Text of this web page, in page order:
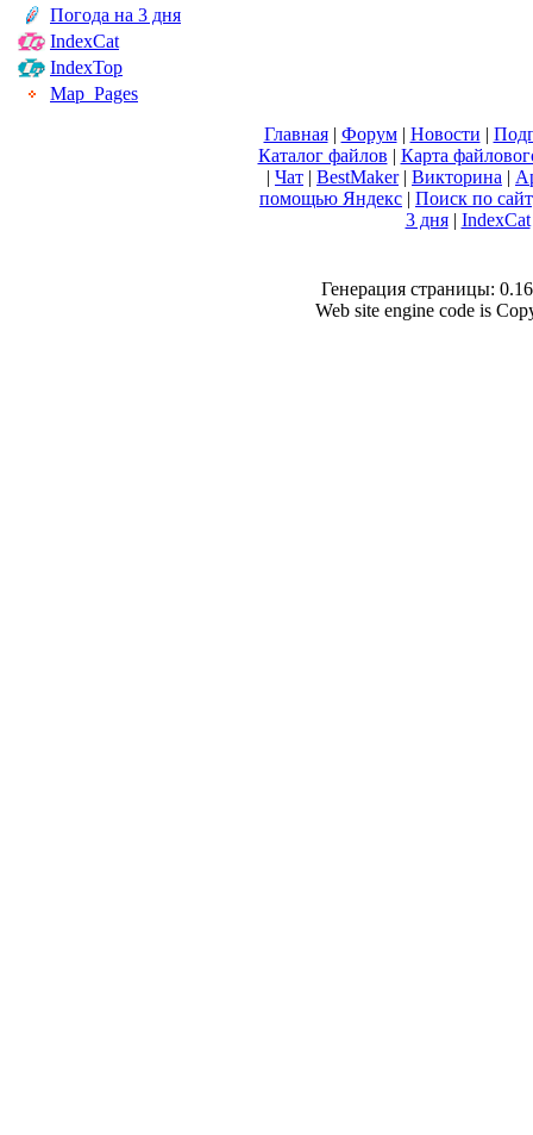
Погода на 3 дня
IndexCat
IndexTop
Map_Pages
Главная| Форум| Новости |
Каталог файлов | Карта
| Чат | BestMaker| Викторина |
помощью Яндекс | Поиск по
3 дня| IndexCat
Генерация страницы:
Web site engine code is